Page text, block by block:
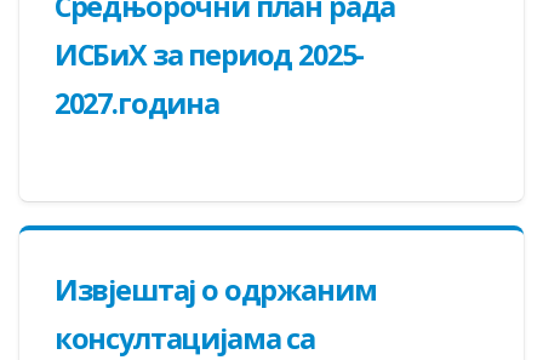
ИСБиХ за период 2025-
2027.годинa
Извјештај о одржаним
консултацијама са